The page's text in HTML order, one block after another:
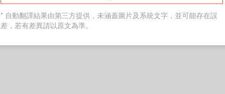
* 自動翻譯結果由第三方提供，未涵蓋圖片及系統文字，並可能存在誤
差，若有差異請以原文為準。